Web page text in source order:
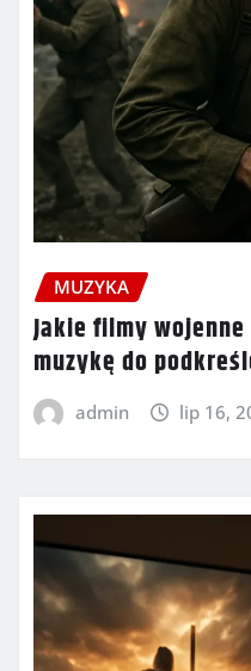
MUZYKA
Jakie filmy
muzykę do
admin lip 16,